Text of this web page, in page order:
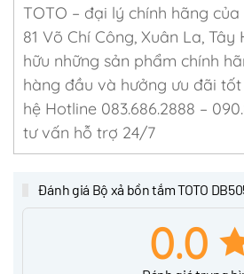
TOTO – đại lý chính hãng
81 Võ Chí Công, Xuân La, Tây
hữu những sản phẩm chính
hàng đầu và hưởng ưu đãi
hệ Hotline 083.686.2888 –
tư vấn hỗ trợ 24/7
Đánh giá Bộ xả bồn tắm TOTO
0.0